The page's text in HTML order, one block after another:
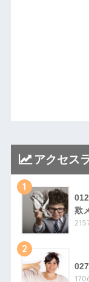
アクセス
1
欺
2